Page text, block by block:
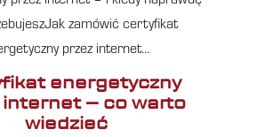
zamówić certyfikat
przez internet…
energetyczny
internet – co warto
wiedzieć